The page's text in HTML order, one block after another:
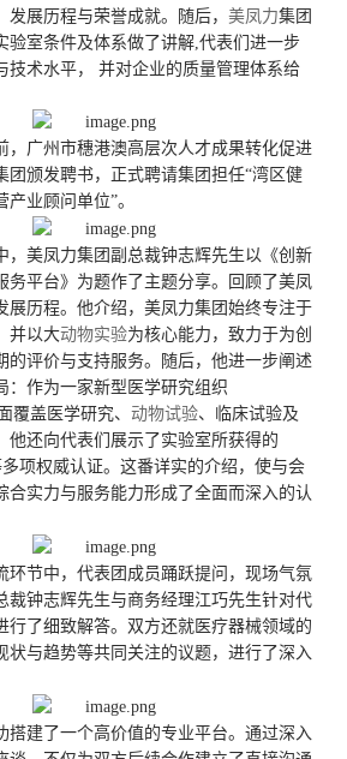
展历程与荣誉成就。随后， 美凤力集团
验室条件及体系做了讲解,代表们进一步
技术水平， 并对企业的质量管理体系给
，广州市穗港澳高层次人才成果转化促进
团颁发聘书，正式聘请集团担任“湾区健
业顾问单位”。
，美凤力集团副总裁钟志辉先生以《创新
务平台》为题作了主题分享。回顾了美凤
展历程。他介绍，美凤力集团始终专注于
并以大动物实验为核心能力，致力于为创
的评价与支持服务。随后，他进一步阐述
：作为一家新型医学研究组织
覆盖医学研究、 动物试验、临床试验及
他还向代表们展示了实验室所获得的
项权威认证。这番详实的介绍，使与会
合实力与服务能力形成了全面而深入的认
环节中，代表团成员踊跃提问，现场气氛
裁钟志辉先生与商务经理江巧先生针对代
行了细致解答。双方还就医疗器械领域的
状与趋势等共同关注的议题，进行了深入
搭建了一个高价值的专业平台。通过深入